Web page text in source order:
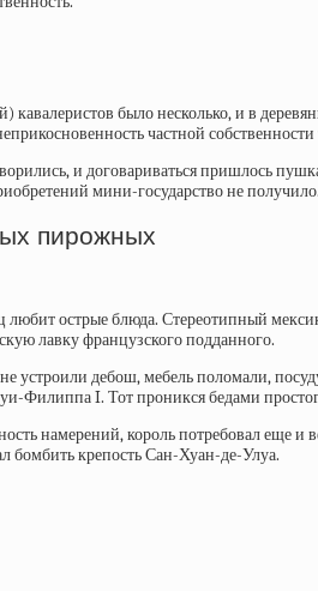
кавалеристов было несколько, и в
частной
и договариваться пришлось
мини-государство не
пирожных
острые блюда. Стереотипный
лавку французского подданного.
устроили дебош, мебель поломали,
I. Тот проникся бедами
намерений, король потребовал еще
бомбить крепость Сан-Хуан-де-Улуа.